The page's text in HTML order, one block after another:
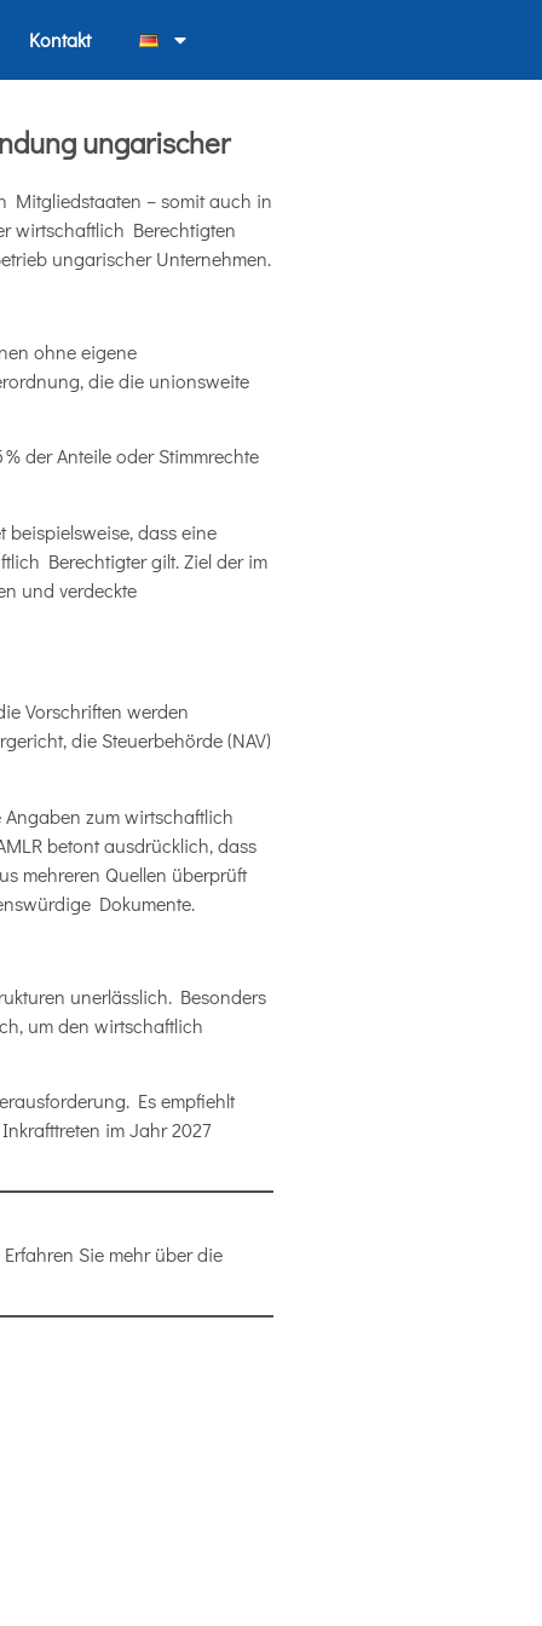
Kontakt
ungarischer
Mitgliedstaaten – somit auch in
wirtschaftlich Berechtigten
ungarischer Unternehmen.
ohne eigene
die die unionsweite
der Anteile oder Stimmrechte
dass eine
Berechtigter gilt. Ziel der im
und verdeckte
Vorschriften werden
die Steuerbehörde (NAV)
zum wirtschaftlich
betont ausdrücklich, dass
mehreren Quellen überprüft
Dokumente.
unerlässlich. Besonders
um den wirtschaftlich
Es empfiehlt
im Jahr 2027
Sie mehr über die